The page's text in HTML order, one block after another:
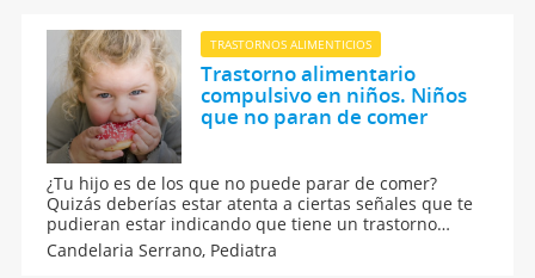
TRASTORNOS ALIMENTICIOS
Trastorno alimentario
compulsivo en niños. Niños
que no paran de comer
¿Tu hijo es de los que no puede parar de comer?
Quizás deberías estar atenta a ciertas señales que te
pudieran estar indicando que tiene un trastorno
alimentario compulsivo. ¿Suele pegarse atracones
cada cierto tiempo? ¿Come mucho más rápido de lo
Candelaria Serrano, Pediatra